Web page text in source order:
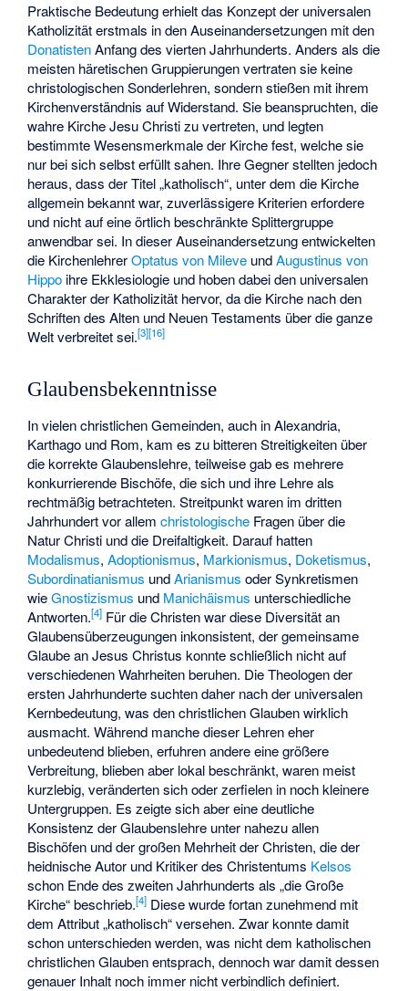
Praktische Bedeutung erhielt das Konzept der universalen
Katholizität erstmals in den Auseinandersetzungen mit den
DonatistenAnfang des vierten Jahrhunderts. Anders als die
meisten häretischen Gruppierungen vertraten sie keine
christologischen Sonderlehren, sondern stießen mit ihrem
Kirchenverständnis auf Widerstand. Sie beanspruchten, die
wahre Kirche Jesu Christi zu vertreten, und legten
bestimmte Wesensmerkmale der Kirche fest, welche sie
nur bei sich selbst erfüllt sahen. Ihre Gegner stellten jedoch
heraus, dass der Titel „katholisch“, unter dem die Kirche
allgemein bekannt war, zuverlässigere Kriterien erfordere
und nicht auf eine örtlich beschränkte Splittergruppe
anwendbar sei. In dieser Auseinandersetzung entwickelten
die KirchenlehrerOptatus von Mileve undAugustinus von
Hippo ihre Ekklesiologie und hoben dabei den universalen
Charakter der Katholizität hervor, da die Kirche nach den
Schriften des Alten und Neuen Testaments über die ganze
Welt verbreitet sei.[3][16]
Glaubensbekenntnisse
In vielen christlichen Gemeinden, auch in Alexandria,
Karthago und Rom, kam es zu bitteren Streitigkeiten über
die korrekte Glaubenslehre, teilweise gab es mehrere
konkurrierende Bischöfe, die sich und ihre Lehre als
rechtmäßig betrachteten. Streitpunkt waren im dritten
Jahrhundert vor allemchristologische Fragen über die
Natur Christi und die Dreifaltigkeit. Darauf hatten
Modalismus,Adoptionismus, Markionismus, Doketismus,
Subordinatianismus undArianismus oder Synkretismen
wieGnostizismus und Manichäismus unterschiedliche
Antworten.[4] Für die Christen war diese Diversität an
Glaubensüberzeugungen inkonsistent, der gemeinsame
Glaube an Jesus Christus konnte schließlich nicht auf
verschiedenen Wahrheiten beruhen. Die Theologen der
ersten Jahrhunderte suchten daher nach der universalen
Kernbedeutung, was den christlichen Glauben wirklich
ausmacht. Während manche dieser Lehren eher
unbedeutend blieben, erfuhren andere eine größere
Verbreitung, blieben aber lokal beschränkt, waren meist
kurzlebig, veränderten sich oder zerfielen in noch kleinere
Untergruppen. Es zeigte sich aber eine deutliche
Konsistenz der Glaubenslehre unter nahezu allen
Bischöfen und der großen Mehrheit der Christen, die der
heidnische Autor und Kritiker des Christentums Kelsos
schon Ende des zweiten Jahrhunderts als „die Große
Kirche“ beschrieb.[4] Diese wurde fortan zunehmend mit
dem Attribut „katholisch“ versehen. Zwar konnte damit
schon unterschieden werden, was nicht dem katholischen
christlichen Glauben entsprach, dennoch war damit dessen
genauer Inhalt noch immer nicht verbindlich definiert.